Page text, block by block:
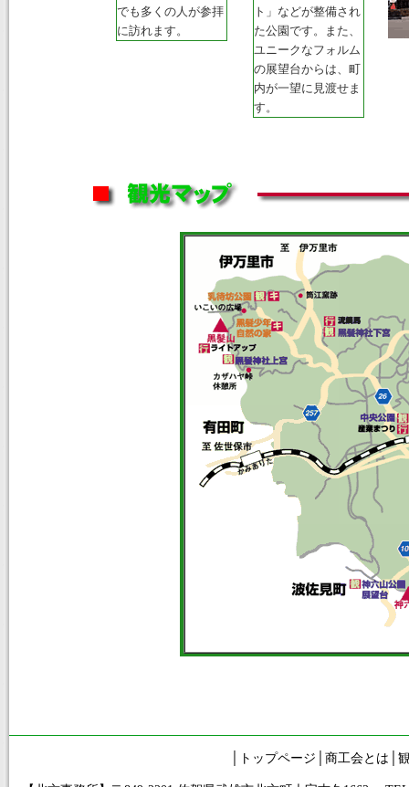
でも多くの人が参拝
に訪れます。
ト」などが整備され
た公園です。また、
ユニークなフォルム
の展望台からは、町
内が一望に見渡せま
す。
トップページ 商工会とは